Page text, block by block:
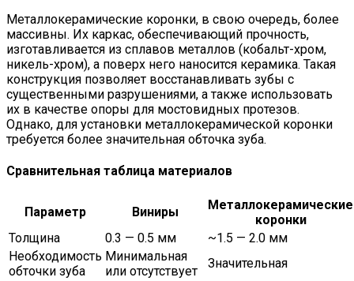
Металлокерамические коронки, в свою очередь, более
массивны. Их каркас, обеспечивающий прочность,
изготавливается из сплавов металлов (кобальт-хром,
никель-хром), а поверх него наносится керамика. Такая
конструкция позволяет восстанавливать зубы с
существенными разрушениями, а также использовать
их в качестве опоры для мостовидных протезов.
Однако, для установки металлокерамической коронки
требуется более значительная обточка зуба.
Сравнительная таблица материалов
Параметр Виниры
Металлокерамические
коронки
Толщина
0.3 — 0.5 мм
~1.5 — 2.0 мм
Необходимость
обточки зуба
Минимальная
или отсутствует
Значительная